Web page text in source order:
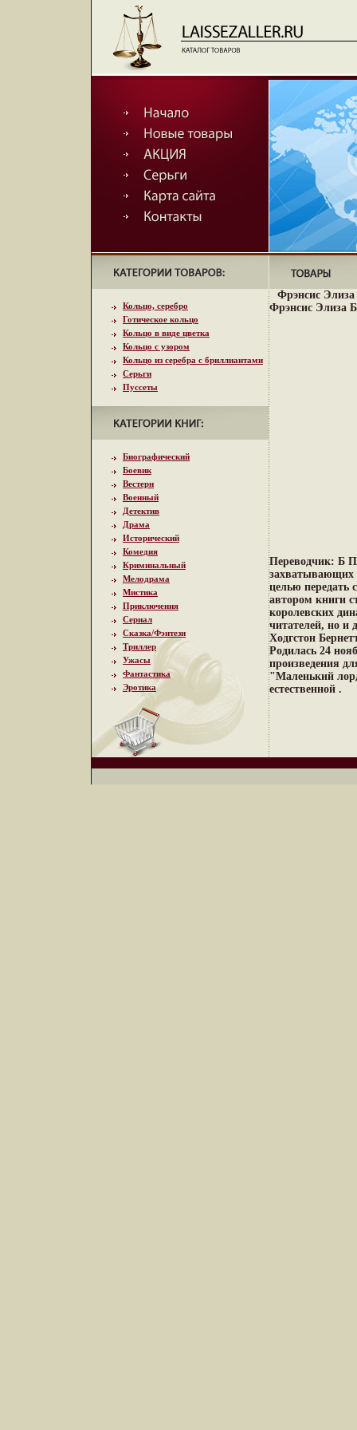
Кольцо, серебро
Готическое кольцо
Кольцо в виде цветка
Кольцо с узором
Кольцо из серебра с бриллиантами
Серьги
Пуссеты
Биографический
Боевик
Вестерн
Военный
Детектив
Драма
Исторический
Комедия
Криминальный
Мелодрама
Мистика
Приключения
Сериал
Сказка/Фэнтези
Триллер
Ужасы
Фантастика
Эротика
Фрэнсис
Фрэнсис Элиза
Переводчик: Б
захватывающих
целью передать
автором книги
королевских
читателей, но и
Ходгстон
Родилась 24
произведения
"Маленький
естественной .